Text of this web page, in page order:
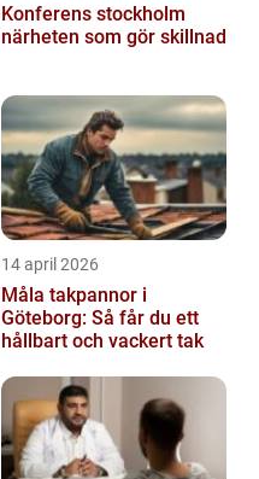
Konferens stockholm
närheten som gör skillnad
14 april 2026
Måla takpannor i
Göteborg: Så får du ett
hållbart och vackert tak